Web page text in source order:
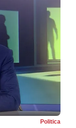
Politica